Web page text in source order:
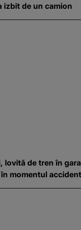
izbit de un camion
lovită de tren în
momentul